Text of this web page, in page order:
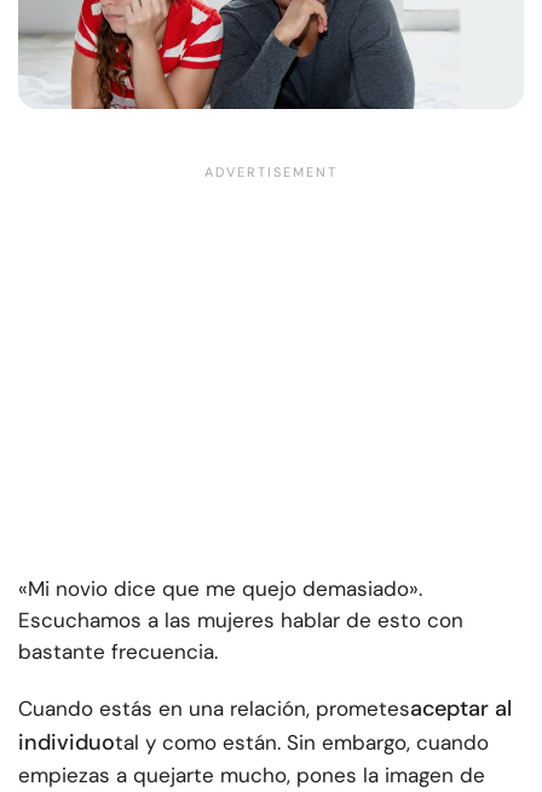
«Mi novio dice que me quejo demasiado».
Escuchamos a las mujeres hablar de esto con
bastante frecuencia.
Cuando estás en una relación, prometesaceptar al
individuotal y como están. Sin embargo, cuando
empiezas a quejarte mucho, pones la imagen de